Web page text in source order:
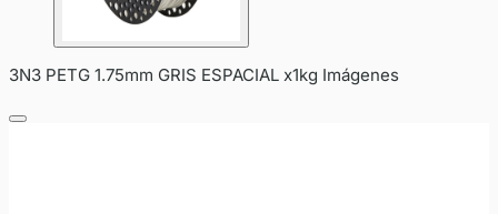
3N3 PETG 1.75mm GRIS ESPACIAL x1kg Imágenes